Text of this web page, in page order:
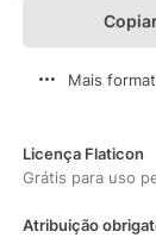
Mais
Licença Flaticon
Grátis para uso
Atribuição